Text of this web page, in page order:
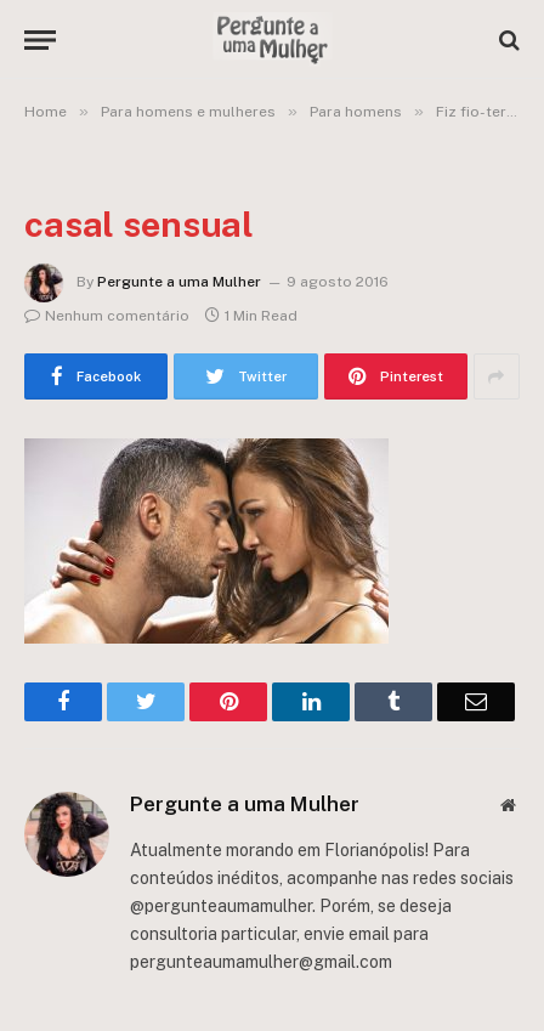
Home » Para homens e mulheres » Para homens » Fiz fio-terra e gostei: vocês acham isso coisa de gay?
casal sensual
By Pergunte a uma Mulher
9 agosto 2016
Nenhum comentário
1 Min Read
Facebook Twitter Pinterest
FacebookTwitter Pinterest LinkedInTumblr Email
Pergunte a uma Mulher
Atualmente morando em Florianópolis! Para
conteúdos inéditos, acompanhe nas redes sociais
@pergunteaumamulher. Porém, se deseja
consultoria particular, envie email para
pergunteaumamulher@gmail.com